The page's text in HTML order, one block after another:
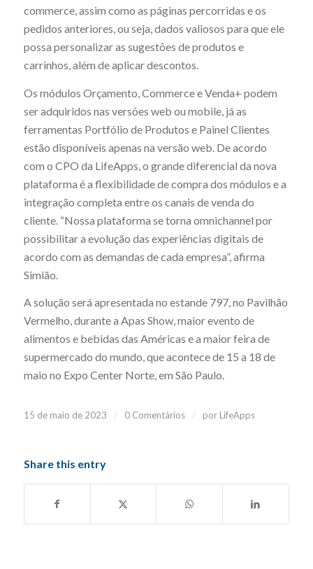
commerce, assim como as páginas percorridas e os
pedidos anteriores, ou seja, dados valiosos para que ele
possa personalizar as sugestões de produtos e
carrinhos, além de aplicar descontos.
Os módulos Orçamento, Commerce e Venda+ podem
ser adquiridos nas versões web ou mobile, já as
ferramentas Portfólio de Produtos e Painel Clientes
estão disponíveis apenas na versão web. De acordo
com o CPO da LifeApps, o grande diferencial da nova
plataforma é a flexibilidade de compra dos módulos e a
integração completa entre os canais de venda do
cliente. “Nossa plataforma se torna omnichannel por
possibilitar a evolução das experiências digitais de
acordo com as demandas de cada empresa”, afirma
Simião.
A solução será apresentada no estande 797, no Pavilhão
Vermelho, durante a Apas Show, maior evento de
alimentos e bebidas das Américas e a maior feira de
supermercado do mundo, que acontece de 15 a 18 de
maio no Expo Center Norte, em São Paulo.
15 de maio de 2023 / 0 Comentários / por LifeApps
Share this entry